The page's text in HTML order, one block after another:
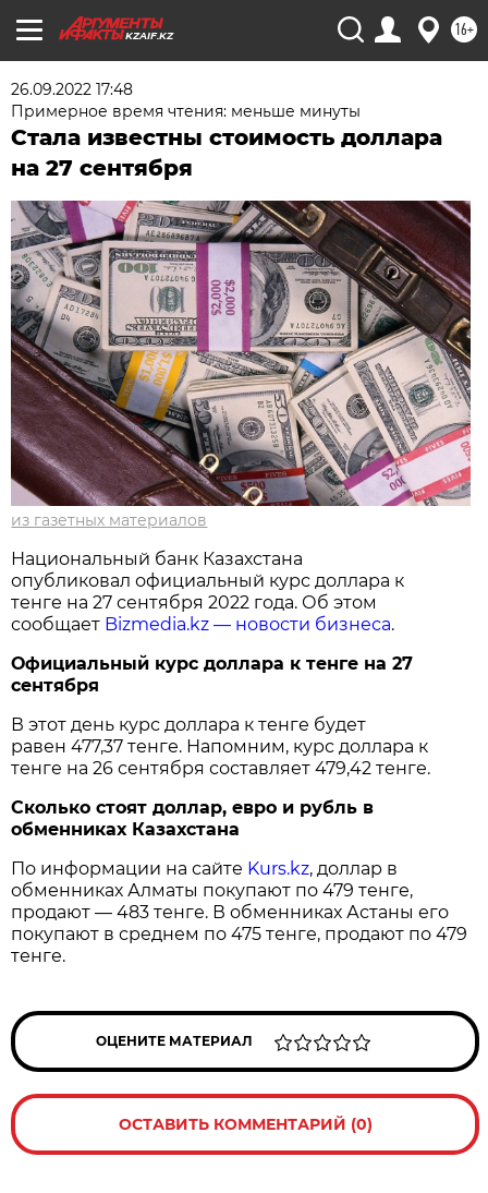
KZAIF.KZ 16+
26.09.2022 17:48
Примерное время чтения: меньше минуты
Стала известны стоимость доллара
на 27 сентября
из газетных материалов
Национальный банк Казахстана
опубликовал официальный курс доллара к
тенге на 27 сентября 2022 года. Об этом
сообщает Bizmedia.kz — новости бизнеса.
Официальный курс доллара к тенге на 27
сентября
В этот день курс доллара к тенге будет
равен 477,37 тенге. Напомним, курс доллара к
тенге на 26 сентября составляет 479,42 тенге.
Сколько стоят доллар, евро и рубль в
обменниках Казахстана
По информации на сайте Kurs.kz, доллар в
обменниках Алматы покупают по 479 тенге,
продают — 483 тенге. В обменниках Астаны его
покупают в среднем по 475 тенге, продают по 479
тенге.
ОЦЕНИТЕ МАТЕРИАЛ
ОСТАВИТЬ КОММЕНТАРИЙ (0)